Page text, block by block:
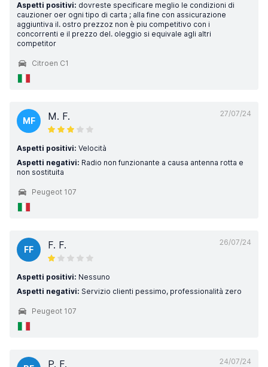
Aspetti positivi: dovreste specificare meglio le condizioni di
cauzioner oer ogni tipo di carta ; alla fine con assicurazione
aggiuntiva il. ostro prezzoz non è piu competitivo con i
concorrenti e il prezzo del. oleggio si equivale agli altri
competitor
Citroen C1
27/07/24
MF M. F.
Aspetti positivi: Velocità
Aspetti negativi: Radio non funzionante a causa antenna rotta e
non sostituita
Peugeot 107
26/07/24
FF F. F.
Aspetti positivi: Nessuno
Aspetti negativi: Servizio clienti pessimo, professionalità zero
Peugeot 107
24/07/24
P. F.